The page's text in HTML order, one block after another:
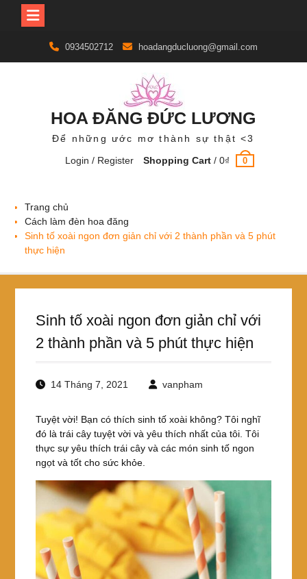
content
0934502712 hoadangducluong@gmail.com
HOA ĐĂNG ĐỨC LƯƠNG
Để những ước mơ thành sự thật <3
Login / Register
Shopping Cart /0₫ 0
Trang chủ
Cách làm đèn hoa đăng
Sinh tố xoài ngon đơn giản chỉ với 2 thành phần và 5 phút
thực hiện
Sinh tố xoài ngon đơn giản chỉ với
2 thành phần và 5 phút thực hiện
14 Tháng 7, 2021 vanpham
Tuyệt vời! Bạn có thích sinh tố xoài không? Tôi nghĩ
đó là trái cây tuyệt vời và yêu thích nhất của tôi. Tôi
thực sự yêu thích trái cây và các món sinh tố ngon
ngọt và tốt cho sức khỏe.